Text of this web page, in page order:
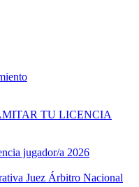
TU LICENCIA
jugador/a 2026
Juez Árbitro Nacional